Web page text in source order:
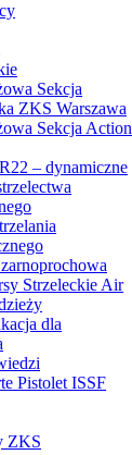
Sekcja
ZKS Warszawa
Sekcja Action
– dynamiczne
Strzeleckie Air
dla
Pistolet ISSF
ZKS